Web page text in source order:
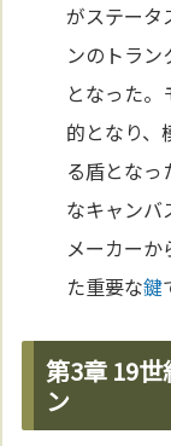
がステータ
ンのトラン
となった。
的となり、
る盾となっ
なキャンバ
メーカーか
た重要な鍵
第3章 19
ン